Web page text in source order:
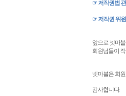
☞ 저작권법
☞ 저작권위
앞으로 넷마
회원님들이
넷마블은 회
감사합니다.